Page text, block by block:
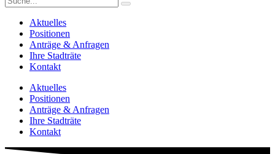
Aktuelles
Positionen
Anträge & Anfragen
Ihre Stadträte
Kontakt
Aktuelles
Positionen
Anträge & Anfragen
Ihre Stadträte
Kontakt